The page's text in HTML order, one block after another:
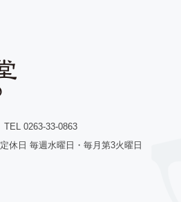
TEL 0263-33-0863
定休日 毎週水曜日・毎月第3火曜日